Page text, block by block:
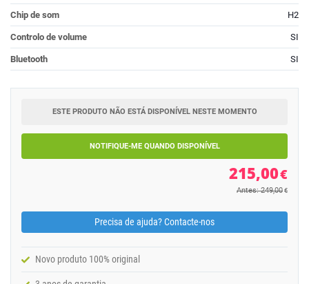
Chip de som H2
Controlo de volume SI
Bluetooth SI
ESTE PRODUTO NÃO ESTÁ DISPONÍVEL NESTE MOMENTO
NOTIFIQUE-ME QUANDO DISPONÍVEL
215,00€
Antes: 249,00 €
Precisa de ajuda? Contacte-nos
Novo produto 100% original